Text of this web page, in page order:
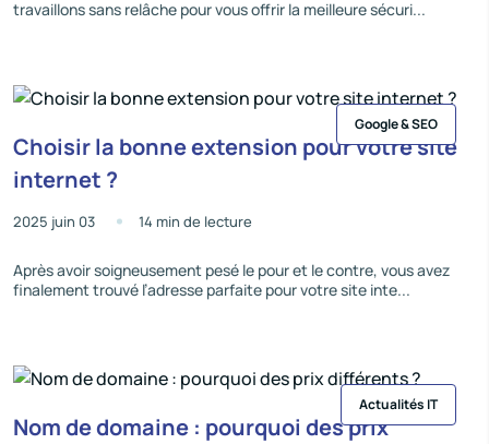
travaillons sans relâche pour vous offrir la meilleure sécuri...
Google & SEO
Choisir la bonne extension pour votre site
internet ?
2025 juin 03 14 min de lecture
Après avoir soigneusement pesé le pour et le contre, vous avez
finalement trouvé l’adresse parfaite pour votre site inte...
Actualités IT
Nom de domaine : pourquoi des prix